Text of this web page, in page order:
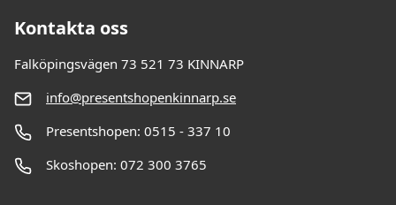
Kontakta oss
Falköpingsvägen 73 521 73 KINNARP
info@presentshopenkinnarp.se
Presentshopen: 0515 - 337 10
Skoshopen: 072 300 3765